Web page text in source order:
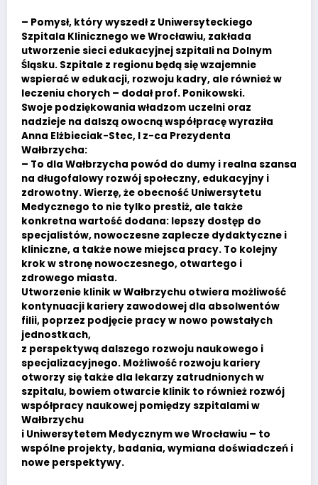
– Pomysł, który wyszedł z Uniwersyteckiego
Szpitala Klinicznego we Wrocławiu, zakłada
utworzenie sieci edukacyjnej szpitali na Dolnym
Śląsku. Szpitale z regionu będą się wzajemnie
wspierać w edukacji, rozwoju kadry, ale również w
leczeniu chorych – dodał prof. Ponikowski.
Swoje podziękowania władzom uczelni oraz
nadzieje na dalszą owocną współpracę wyraziła
Anna Elżbieciak-Stec, I z-ca Prezydenta
Wałbrzycha:
– To dla Wałbrzycha powód do dumy i realna szansa
na długofalowy rozwój społeczny, edukacyjny i
zdrowotny. Wierzę, że obecność Uniwersytetu
Medycznego to nie tylko prestiż, ale także
konkretna wartość dodana: lepszy dostęp do
specjalistów, nowoczesne zaplecze dydaktyczne i
kliniczne, a także nowe miejsca pracy. To kolejny
krok w stronę nowoczesnego, otwartego i
zdrowego miasta.
Utworzenie klinik w Wałbrzychu otwiera możliwość
kontynuacji kariery zawodowej dla absolwentów
filii, poprzez podjęcie pracy w nowo powstałych
jednostkach,
z perspektywą dalszego rozwoju naukowego i
specjalizacyjnego. Możliwość rozwoju kariery
otworzy się także dla lekarzy zatrudnionych w
szpitalu, bowiem otwarcie klinik to również rozwój
współpracy naukowej pomiędzy szpitalami w
Wałbrzychu
i Uniwersytetem Medycznym we Wrocławiu – to
wspólne projekty, badania, wymiana doświadczeń i
nowe perspektywy.